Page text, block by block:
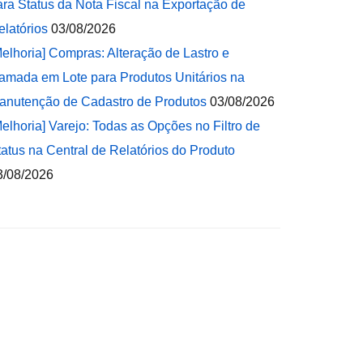
Status da Nota Fiscal na Exportação de
03/08/2026
Compras: Alteração de Lastro e
em Lote para Produtos Unitários na
de Cadastro de Produtos 03/08/2026
Varejo: Todas as Opções no Filtro de
na Central de Relatórios do Produto
08/2026